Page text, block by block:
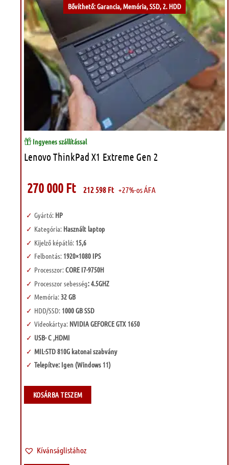
Bővíthető: Garancia, Memória, SSD, 2. HDD
Ingyenes szállítással
Lenovo ThinkPad X1 Extreme Gen 2
270 000 Ft 212 598 Ft +27%-os ÁFA
Gyártó:HP
Kategória: Használt laptop
Kijelző képátló: 15,6
Felbontás: 1920×1080 IPS
Processzor:CORE I7-9750H
Processzor sebesség: 4.5GHZ
Memória:32 GB
HDD/SSD:1000 GB SSD
Videokártya: NVIDIA GEFORCE GTX 1650
USB- C ,HDMI
MIL-STD 810G katonai szabvány
Telepítve: Igen (Windows 11)
KOSÁRBA TESZEM
Kívánságlistához